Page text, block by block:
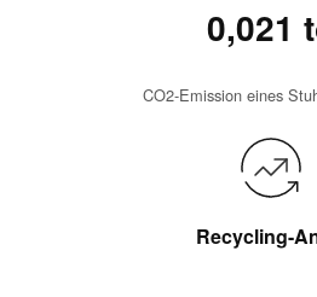
0,021
CO2-Emission eines
Recycling-